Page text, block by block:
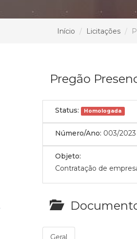
Início Licitações
Pregão
Status: Homologada
Número/Ano: 003/2023
Objeto:
Contratação de
Geral